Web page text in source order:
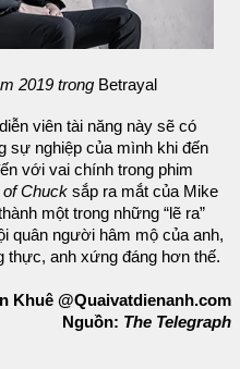
2019 trong Betrayal
viên tài năng này sẽ có
sự nghiệp của mình khi đến
với vai chính trong phim
of Chuck sắp ra mắt của Mike
một trong những “lẽ ra”
quân người hâm mộ của anh,
thực, anh xứng đáng hơn thế.
Khuê @Quaivatdienanh.com
Nguồn: The Telegraph